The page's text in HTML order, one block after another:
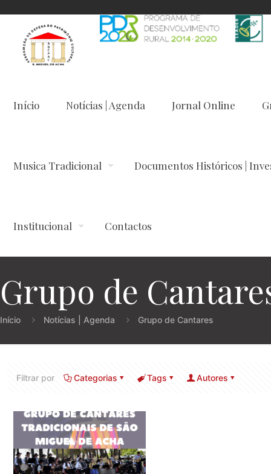
Início Notícias | Agenda Jornal Online
Musica Tradicional Documentos Históricos |
Institucional Contactos
Grupo de
Início Notícias | Agenda Grupo de Cantares
Filtrar por Categorias Tags Autores